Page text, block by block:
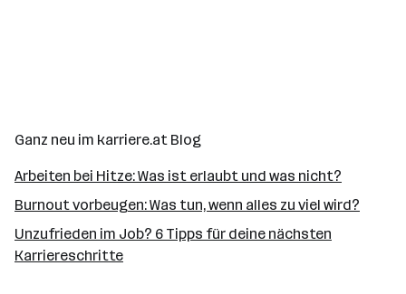
Ganz neu im karriere.at Blog
Arbeiten bei Hitze: Was ist erlaubt und was nicht?
Burnout vorbeugen: Was tun, wenn alles zu viel wird?
Unzufrieden im Job? 6 Tipps für deine nächsten
Karriereschritte